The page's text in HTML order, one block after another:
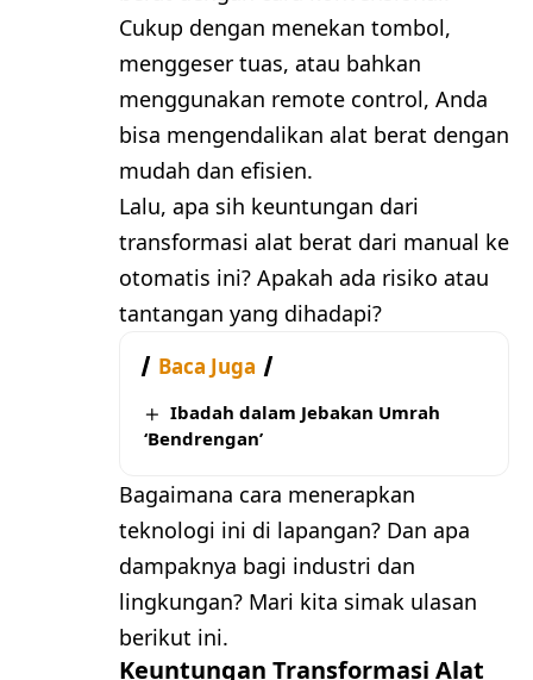
Cukup dengan menekan tombol,
menggeser tuas, atau bahkan
menggunakan remote control, Anda
bisa mengendalikan alat berat dengan
mudah dan efisien.
Lalu, apa sih keuntungan dari
transformasi alat berat dari manual ke
otomatis ini? Apakah ada risiko atau
tantangan yang dihadapi?
Baca Juga
Ibadah dalam Jebakan Umrah
‘Bendrengan’
Bagaimana cara menerapkan
teknologi ini di lapangan? Dan apa
dampaknya bagi industri dan
lingkungan? Mari kita simak ulasan
berikut ini.
Keuntungan Transformasi Alat